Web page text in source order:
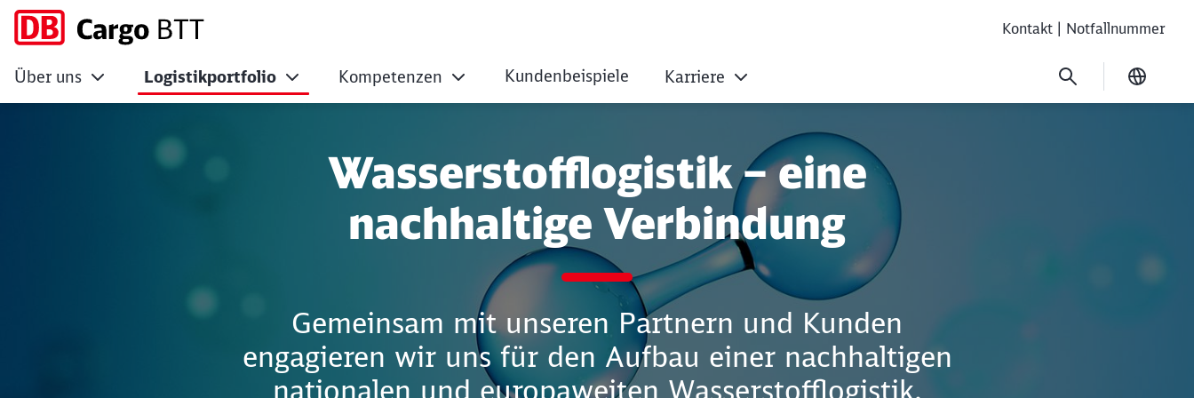
Wasserstofflogistik
Kontakt | Notfallnummer
Über uns Logistikportfolio Kompetenzen Kundenbeispiele Karriere
Wasserstofflogistik – eine
nachhaltige Verbindung
Gemeinsam mit unseren Partnern und Kunden
engagieren wir uns für den Aufbau einer nachhaltigen
nationalen und europaweiten Wasserstofflogistik.